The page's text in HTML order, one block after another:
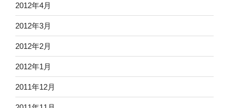
2012年4月
2012年3月
2012年2月
2012年1月
2011年12月